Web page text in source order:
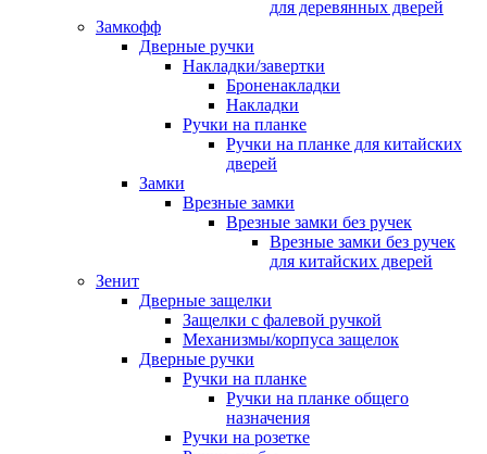
для деревянных дверей
Замкофф
Дверные ручки
Накладки/завертки
Броненакладки
Накладки
Ручки на планке
Ручки на планке для китайских
дверей
Замки
Врезные замки
Врезные замки без ручек
Врезные замки без ручек
для китайских дверей
Зенит
Дверные защелки
Защелки с фалевой ручкой
Механизмы/корпуса защелок
Дверные ручки
Ручки на планке
Ручки на планке общего
назначения
Ручки на розетке